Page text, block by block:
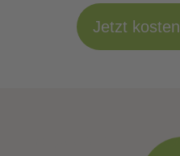
Jetzt